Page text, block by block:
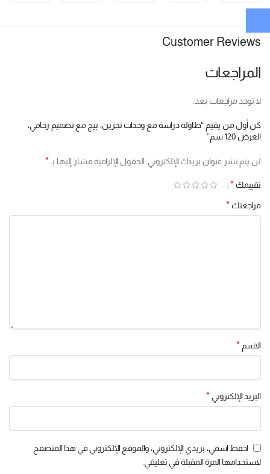
Customer Reviews
المراجعات
لا توجد مراجعات بعد.
كن أول من يقيم “طاولة دراسة مع وحدات تخزين، بيج مع تصميم رخامي،
العرض 120 سم”
لن يتم نشر عنوان بريدك الإلكتروني. الحقول الإلزامية مشار إليها بـ *
تقييمك *
مراجعتك *
الاسم *
البريد الإلكتروني *
احفظ اسمي، بريدي الإلكتروني، والموقع الإلكتروني في هذا المتصفح
لاستخدامها المرة المقبلة في تعليقي.